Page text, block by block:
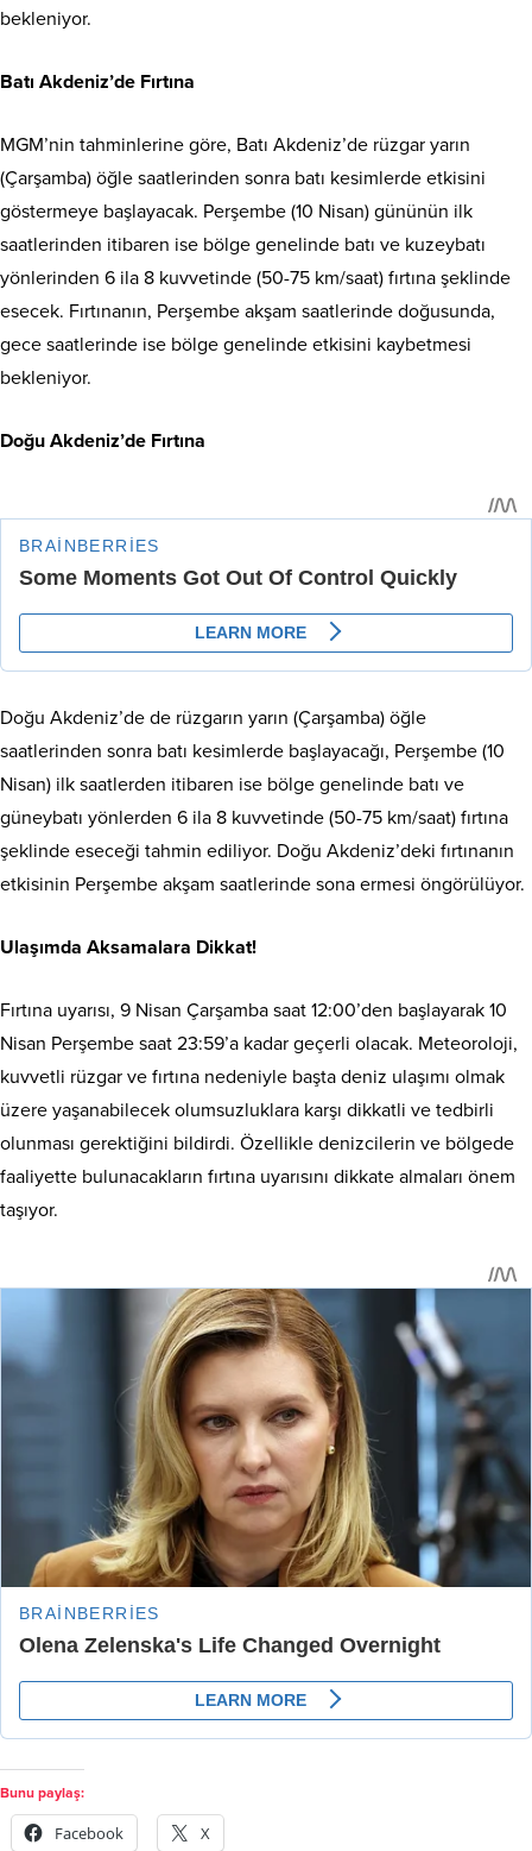
bekleniyor.
Batı Akdeniz’de Fırtına
MGM’nin tahminlerine göre, Batı Akdeniz’de rüzgar yarın
(Çarşamba) öğle saatlerinden sonra batı kesimlerde etkisini
göstermeye başlayacak. Perşembe (10 Nisan) gününün ilk
saatlerinden itibaren ise bölge genelinde batı ve kuzeybatı
yönlerinden 6 ila 8 kuvvetinde (50-75 km/saat) fırtına şeklinde
esecek. Fırtınanın, Perşembe akşam saatlerinde doğusunda,
gece saatlerinde ise bölge genelinde etkisini kaybetmesi
bekleniyor.
Doğu Akdeniz’de Fırtına
Doğu Akdeniz’de de rüzgarın yarın (Çarşamba) öğle
saatlerinden sonra batı kesimlerde başlayacağı, Perşembe (10
Nisan) ilk saatlerden itibaren ise bölge genelinde batı ve
güneybatı yönlerden 6 ila 8 kuvvetinde (50-75 km/saat) fırtına
şeklinde eseceği tahmin ediliyor. Doğu Akdeniz’deki fırtınanın
etkisinin Perşembe akşam saatlerinde sona ermesi öngörülüyor.
Ulaşımda Aksamalara Dikkat!
Fırtına uyarısı, 9 Nisan Çarşamba saat 12:00’den başlayarak 10
Nisan Perşembe saat 23:59’a kadar geçerli olacak. Meteoroloji,
kuvvetli rüzgar ve fırtına nedeniyle başta deniz ulaşımı olmak
üzere yaşanabilecek olumsuzluklara karşı dikkatli ve tedbirli
olunması gerektiğini bildirdi. Özellikle denizcilerin ve bölgede
faaliyette bulunacakların fırtına uyarısını dikkate almaları önem
taşıyor.
Bunu paylaş:
Facebook X